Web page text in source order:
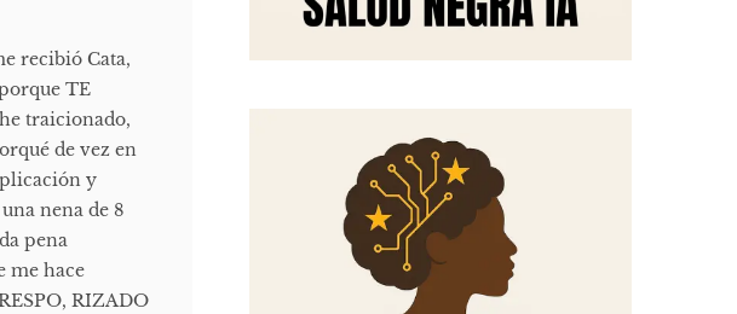
recibió Cata,
TE
traicionado,
de vez en
y
nena de 8
pena
me hace
RIZADO